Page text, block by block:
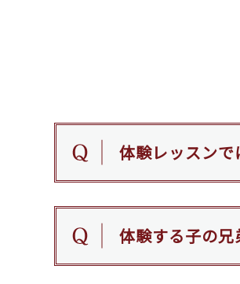
体験レッスンで
体験する子の兄